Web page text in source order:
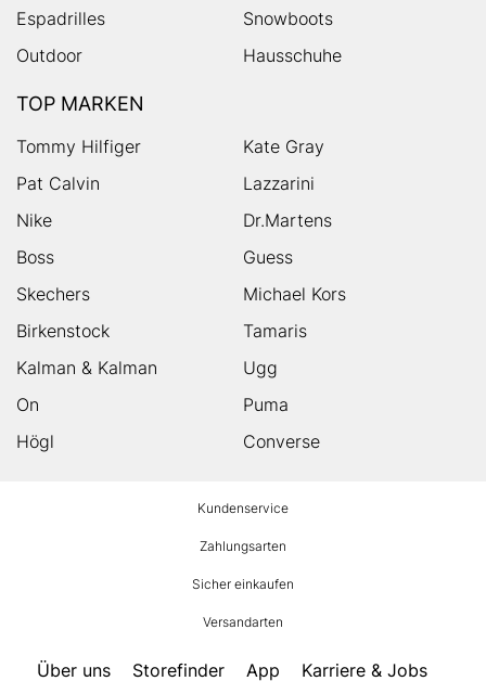
Espadrilles
Snowboots
Outdoor
Hausschuhe
TOP MARKEN
Tommy Hilfiger
Kate Gray
Pat Calvin
Lazzarini
Nike
Dr.Martens
Boss
Guess
Skechers
Michael Kors
Birkenstock
Tamaris
Kalman & Kalman
Ugg
On
Puma
Högl
Converse
Kundenservice
Zahlungsarten
Sicher einkaufen
Versandarten
Über uns Storefinder App
Karriere & Jobs